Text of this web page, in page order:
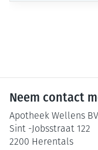
Neem contact
Apotheek Wellens
Sint -Jobsstraat 122
2200 Herentals